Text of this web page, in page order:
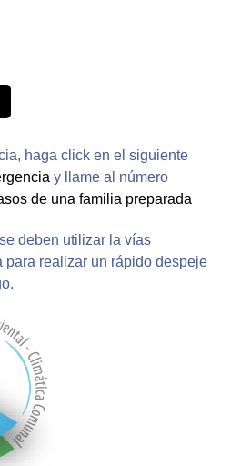
haga click en el siguiente
y llame al número
de una familia preparada
deben utilizar la vías
para realizar un rápido despeje